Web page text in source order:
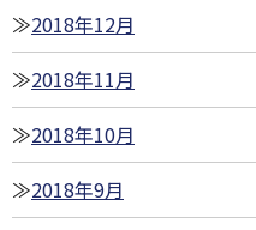
2018年12月
2018年11月
2018年10月
2018年9月